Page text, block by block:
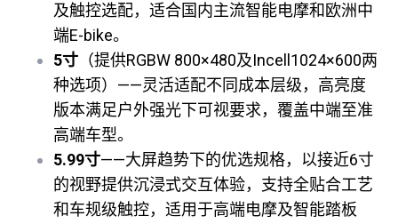
及触控选配，适合国内主流智能电摩和欧洲中
端E-bike。
5寸 （提供RGBW 800×480及Incell1024×600两
种选项）——灵活适配不同成本层级，高亮度
版本满足户外强光下可视要求，覆盖中端至准
高端车型。
5.99寸——大屏趋势下的优选规格，以接近6寸
的视野提供沉浸式交互体验，支持全贴合工艺
和车规级触控，适用于高端电摩及智能踏板